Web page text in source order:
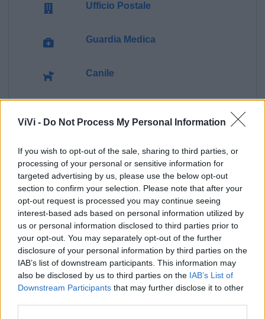
ViVi - Do Not Process My Personal Information
If you wish to opt-out of the sale, sharing to third parties, or
processing of your personal or sensitive information for
targeted advertising by us, please use the below opt-out
section to confirm your selection. Please note that after your
opt-out request is processed you may continue seeing
interest-based ads based on personal information utilized by
us or personal information disclosed to third parties prior to
your opt-out. You may separately opt-out of the further
disclosure of your personal information by third parties on the
IAB’s list of downstream participants. This information may
also be disclosed by us to third parties on the IAB’s List of
Downstream Participants that may further disclose it to other
Ufficio Postale
Guardia Medica
Canile
Ecocentro e rifiuti